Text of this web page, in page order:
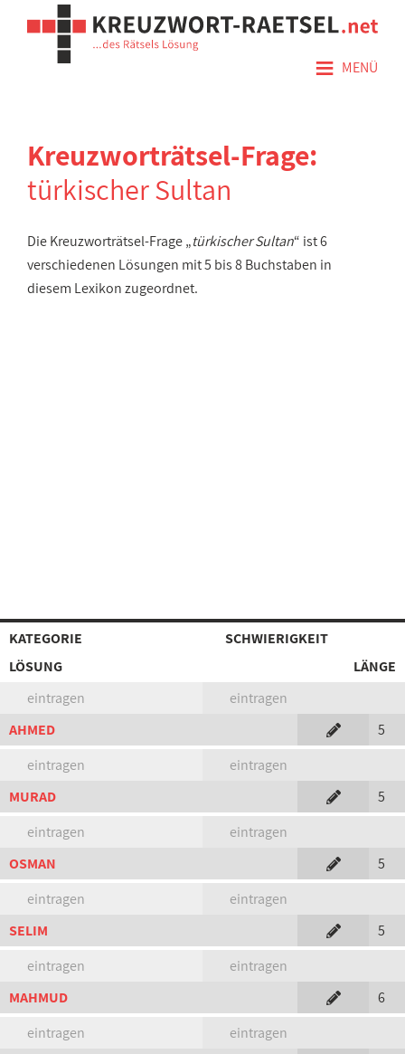
≡ MENÜ
Kreuzworträtsel-Frage:
türkischer Sultan
Die Kreuzworträtsel-Frage „türkischer Sultan“ ist 6
verschiedenen Lösungen mit 5 bis 8 Buchstaben in
diesem Lexikon zugeordnet.
KATEGORIE
SCHWIERIGKEIT
LÖSUNG
LÄNGE
eintragen
eintragen
AHMED
5
eintragen
eintragen
MURAD
5
eintragen
eintragen
OSMAN
5
eintragen
eintragen
SELIM
5
eintragen
eintragen
MAHMUD
6
eintragen
eintragen